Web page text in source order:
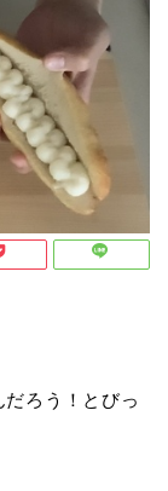
ろう！とびっ